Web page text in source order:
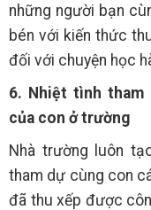
những người bạn
bén với kiến thức
đối với chuyện học
6. Nhiệt tình tham
của con ở trường
Nhà trường luôn
tham dự cùng con
đã thu xếp được